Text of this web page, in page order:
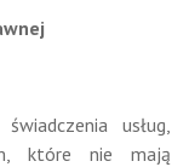
usług,
które nie mają